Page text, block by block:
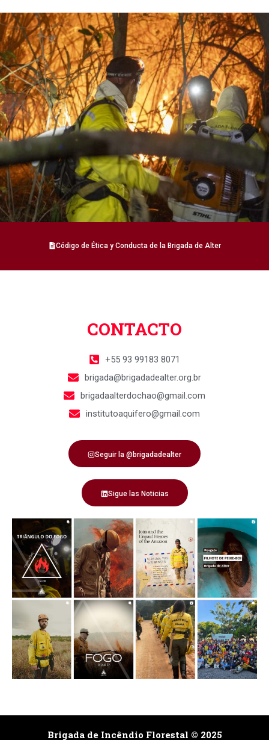
Código de Ética y Conducta de la Brigada de Alter
CONTACTO
+55 93 99183 8071
brigada@brigadadealter.org.br
brigadaalterdochao@gmail.com
institutoaquifero@gmail.com
Seguir la @brigadadealter
Sigue las Noticias
Brigada de Incêndio Florestal © 2025